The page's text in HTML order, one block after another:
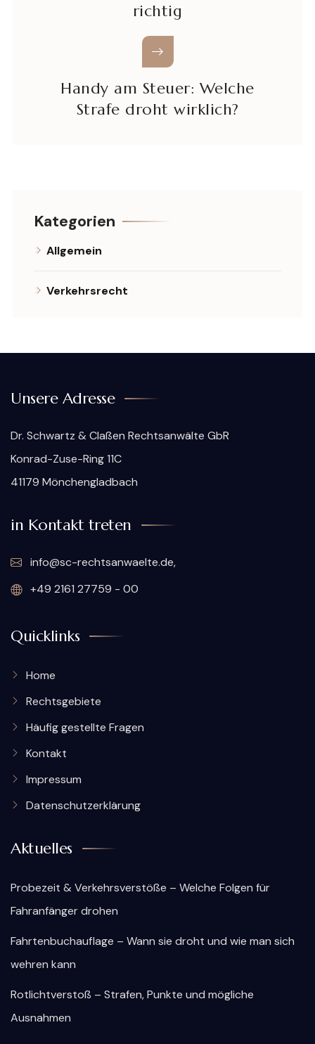
richtig
Handy am Steuer: Welche
Strafe droht wirklich?
Kategorien
Allgemein
Verkehrsrecht
Unsere Adresse
Dr. Schwartz & Claßen Rechtsanwälte GbR
Konrad-Zuse-Ring 11C
41179 Mönchengladbach
in Kontakt treten
info@sc-rechtsanwaelte.de,
+49 2161 27759 - 00
Quicklinks
Home
Rechtsgebiete
Häufig gestellte Fragen
Kontakt
Impressum
Datenschutzerklärung
Aktuelles
Probezeit & Verkehrsverstöße – Welche Folgen für
Fahranfänger drohen
Fahrtenbuchauflage – Wann sie droht und wie man sich
wehren kann
Rotlichtverstoß – Strafen, Punkte und mögliche
Ausnahmen